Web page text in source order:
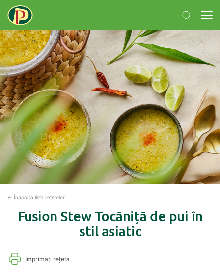
← Înapoi la lista rețetelor
Fusion Stew Tocăniță de pui în
stil asiatic
Imprimați rețeta